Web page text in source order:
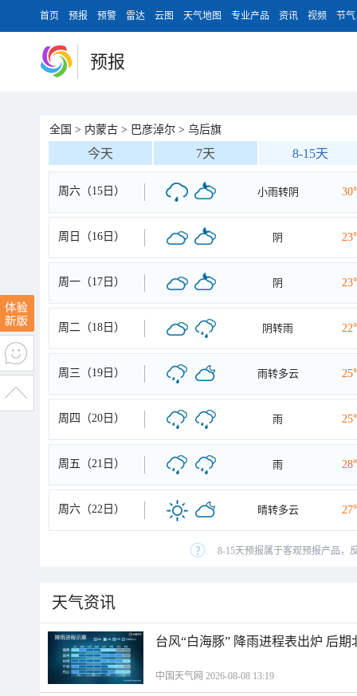
首页 预报 预警 雷达 云图 天气地图 专业产品 资讯 视频 节气
预报
全国 > 内蒙古 > 巴彦淖尔 > 乌后旗
今天 7天 8-15天
周六（15日） 小雨转阴
周日（16日） 阴
周一（17日） 阴
周二（18日） 阴转雨
周三（19日） 雨转多云
周四（20日） 雨
周五（21日） 雨
周六（22日） 晴转多云
8-15天预报属于客观预报产品，
天气资讯
台风“白海豚” 降雨进程表出炉 后
中国天气网 2026-08-08 13:19